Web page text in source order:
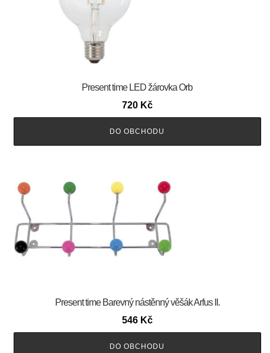
Present time LED žárovka Orb
720 Kč
DO OBCHODU
Present time Barevný nástěnný věšák Arfus II.
546 Kč
DO OBCHODU